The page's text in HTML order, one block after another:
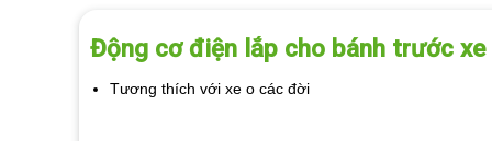
Động cơ điện lắp cho bánh trước xe
Tương thích với xe o các đời